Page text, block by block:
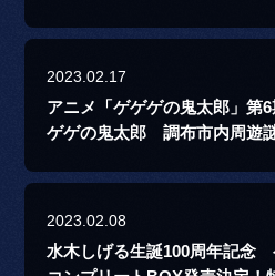
2023.02.17
アニメ「ゲゲゲの鬼太郎」第
ゲゲの鬼太郎 調布市内周遊
2023.02.08
水木しげる生誕100周年記念